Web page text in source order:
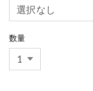
数量